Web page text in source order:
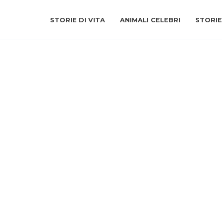
STORIE DI VITA ANIMALI CELEBRI